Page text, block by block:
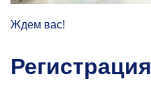
Ждем вас!
Регистрация